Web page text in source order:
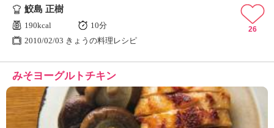
鮫島 正樹
190kcal
10分
2010/02/03 きょうの料理レシピ
26
みそヨーグルトチキン